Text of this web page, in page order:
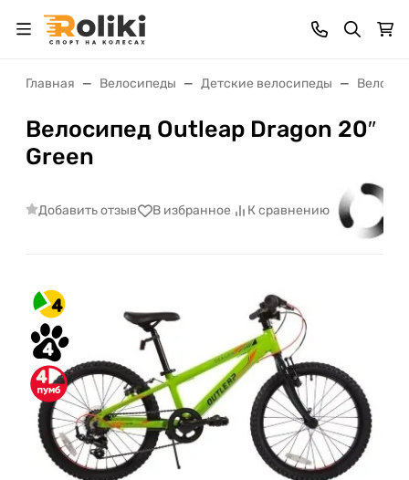
Главная Велосипеды Детские велосипеды
Велосипед Outleap Dragon 20″
Green
Добавить отзыв В избранное К сравнению
4
4
4